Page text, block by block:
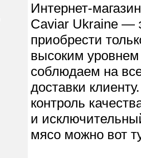
Интернет-
Caviar Ukraine —
приобрести
высоким уровнем
соблюдаем на
доставки
контроль
и
мясо можно вот